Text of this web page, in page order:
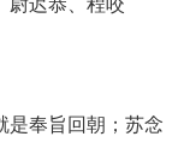
迟恭、程咬
奉旨回朝；苏念